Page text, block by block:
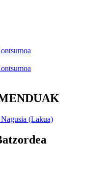
(Lakua)